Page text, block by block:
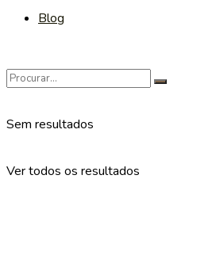
Blog
Sem resultados
Ver todos os resultados